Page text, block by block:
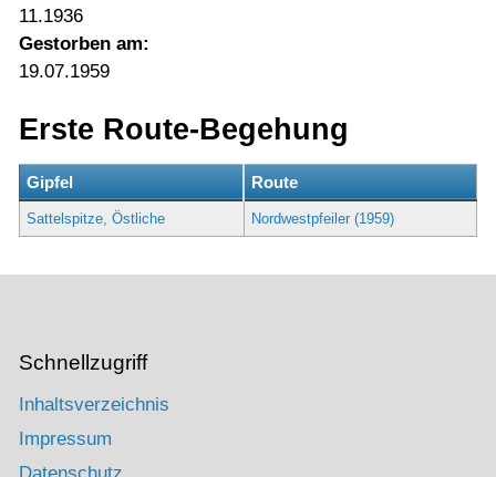
11.1936
Gestorben am:
19.07.1959
Erste Route-Begehung
Gipfel Route
Sattelspitze, Östliche Nordwestpfeiler (1959)
Schnellzugriff
Inhaltsverzeichnis
Impressum